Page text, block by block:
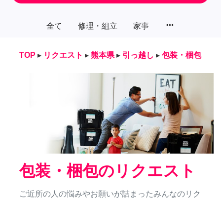
全て 修理・組立 家事 more_horiz
TOP ▸ リクエスト ▸ 熊本県 ▸ 引っ越し ▸ 包装・梱包
包装・梱包のリクエスト
ご近所の人の悩みやお願いが詰まったみんなのリク